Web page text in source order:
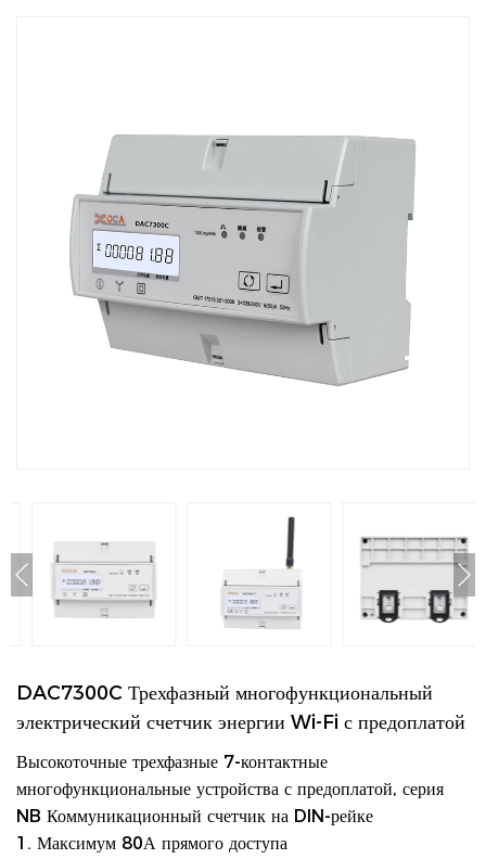
DAC7300C Трехфазный многофункциональный
электрический счетчик энергии Wi-Fi с предоплатой
Высокоточные трехфазные 7-контактные
многофункциональные устройства с предоплатой, серия
NB Коммуникационный счетчик на DIN-рейке
1. Максимум 80А прямого доступа